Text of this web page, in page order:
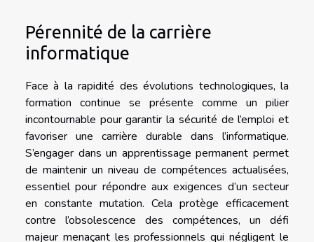
Pérennité de la carrière
informatique
Face à la rapidité des évolutions technologiques, la
formation continue se présente comme un pilier
incontournable pour garantir la sécurité de l’emploi et
favoriser une carrière durable dans l’informatique.
S’engager dans un apprentissage permanent permet
de maintenir un niveau de compétences actualisées,
essentiel pour répondre aux exigences d’un secteur
en constante mutation. Cela protège efficacement
contre l’obsolescence des compétences, un défi
majeur menaçant les professionnels qui négligent le